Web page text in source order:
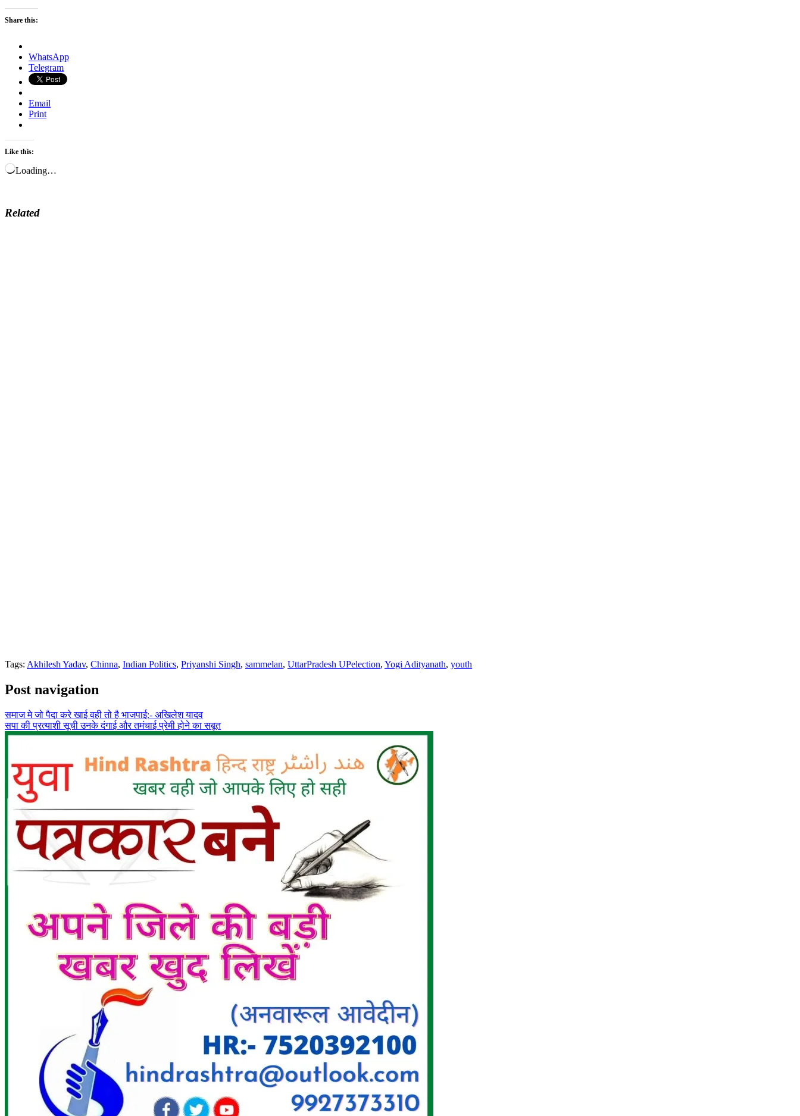
Share this:
WhatsApp
Telegram
Email
Print
Like this:
Loading…
Related
Tags: Akhilesh Yadav, Chinna, Indian Politics, Priyanshi Singh, sammelan, UttarPradesh UPelection, Yogi Adityanath, youth
Post navigation
समाज मे जो पैदा करे खाई वही तो है भाजपाई:- अखिलेश यादव
सपा की प्रत्याशी सूची उनके दंगाई और तमंचाई प्रेमी होने का सबूत